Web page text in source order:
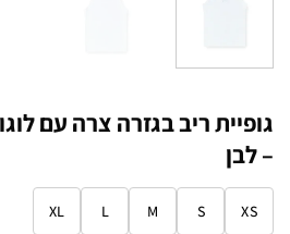
גופיית ריב בגזרה צרה עם
– לבן
XS
S
M
L
XL